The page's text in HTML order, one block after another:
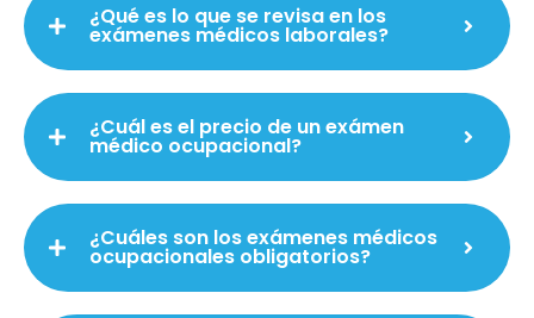
¿Qué es lo que se revisa en los
exámenes médicos laborales?
¿Cuál es el precio de un exámen
médico ocupacional?
¿Cuáles son los exámenes médicos
ocupacionales obligatorios?